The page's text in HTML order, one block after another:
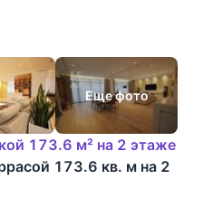
Еще фото
173.6 м² на 2 этаже
173.6 кв. м на 2